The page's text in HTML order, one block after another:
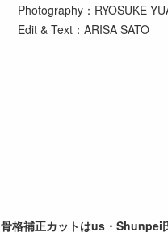
Photography：RYOSUKE
Edit & Text：ARISA SATO
骨格補正カットはus・Shunpei